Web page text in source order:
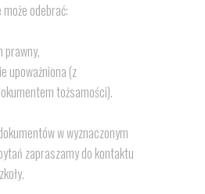
odebrać:
prawny,
upoważniona (z
tożsamości).
w wyznaczonym
zapraszamy do kontaktu